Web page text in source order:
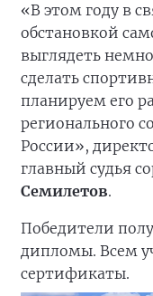
«В этом году в
обстановкой
выглядеть
сделать
планируем его
регионального
России»,
главный судья
Семилетов.
Победители
дипломы. Всем
сертификаты.